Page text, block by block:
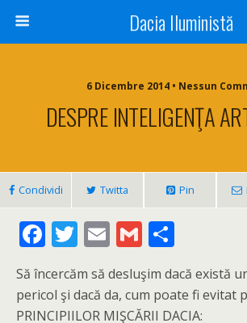
Dacia Iluministă
6 Dicembre 2014 • Nessun
DESPRE INTELIGENŢA
Condividi Twitta Pin
F
e
b
T
itt
er
E
m
ai
l
G
m
ai
l
o
n
di
Să încercăm să desluşim dacă există
pericol şi dacă da, cum poate fi evitat
PRINCIPIILOR MIŞCĂRII DACIA: